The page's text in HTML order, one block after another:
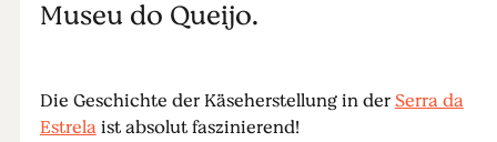
Museu do Queijo.
Die Geschichte der Käseherstellung in derSerra da
Estrelaist absolut faszinierend!